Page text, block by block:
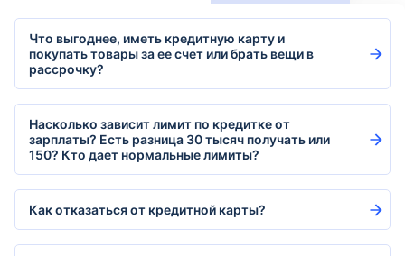
Что выгоднее, иметь кредитную карту и
покупать товары за ее счет или брать вещи в
рассрочку?
Насколько зависит лимит по кредитке от
зарплаты? Есть разница 30 тысяч получать или
150? Кто дает нормальные лимиты?
Как отказаться от кредитной карты?